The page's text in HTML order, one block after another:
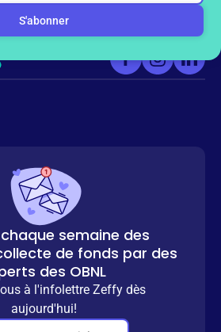
gratuitement
semaine des
de fonds par des
des OBNL
à l'infolettre Zeffy dès
aujourd'hui!